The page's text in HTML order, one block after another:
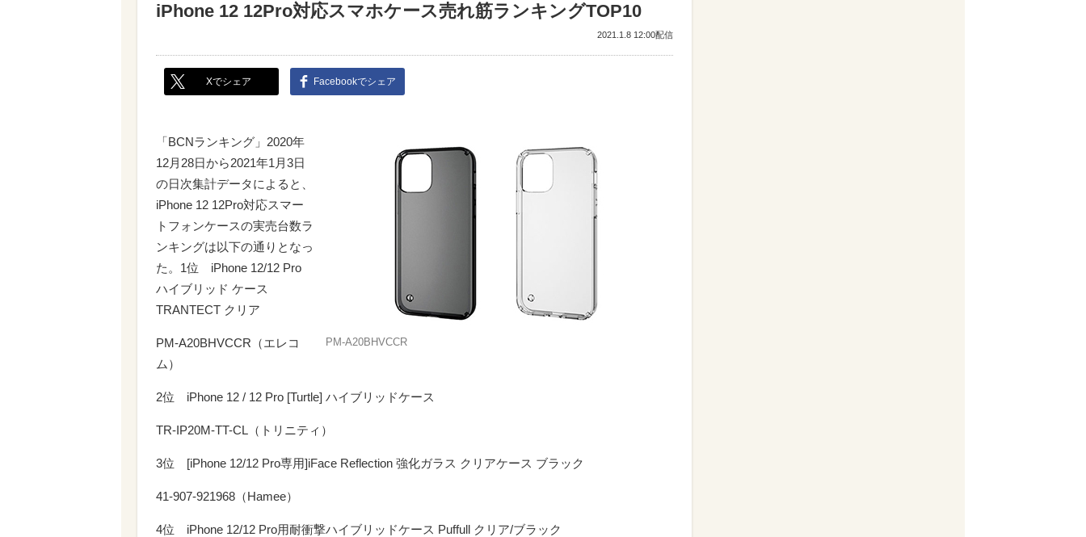
iPhone 12 12Pro対応スマホケース売れ筋ランキングTOP10
2021.1.8 12:00配信
Xでシェア Facebookでシェア
PM-A20BHVCCR
「BCNランキング」2020年
12月28日から2021年1月3日
の日次集計データによると、
iPhone 12 12Pro対応スマー
トフォンケースの実売台数ラ
ンキングは以下の通りとなっ
た。1位 iPhone 12/12 Pro
ハイブリッド ケース
TRANTECT クリア
PM-A20BHVCCR（エレコ
ム）
2位 iPhone 12 / 12 Pro [Turtle] ハイブリッドケース
TR-IP20M-TT-CL（トリニティ）
3位 [iPhone 12/12 Pro専用]iFace Reflection 強化ガラス クリアケース ブラック
41-907-921968（Hamee）
4位 iPhone 12/12 Pro用耐衝撃ハイブリッドケース Puffull クリア/ブラック